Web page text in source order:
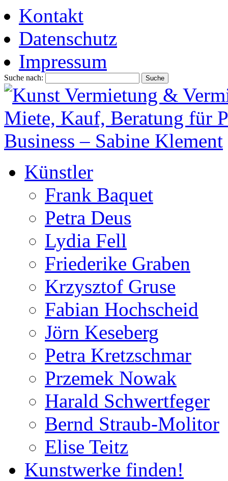
Kontakt
Datenschutz
Impressum
Suche nach:
Künstler
Frank Baquet
Petra Deus
Lydia Fell
Friederike Graben
Krzysztof Gruse
Fabian Hochscheid
Jörn Keseberg
Petra Kretzschmar
Przemek Nowak
Harald Schwertfeger
Bernd Straub-Molitor
Elise Teitz
Kunstwerke finden!